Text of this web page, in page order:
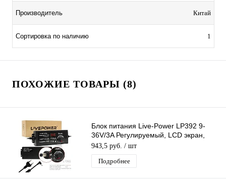
Производитель Китай
Сортировка по наличию 1
ПОХОЖИЕ ТОВАРЫ (8)
Блок питания Live-Power LP392 9-
36V/3A Регулируемый, LCD экран,
штекер 5.5*2,5 мм
943,5 руб. / шт
Подробнее